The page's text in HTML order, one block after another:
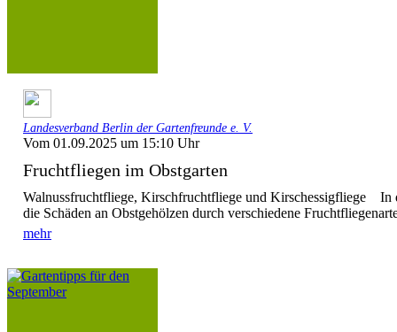
Landesverband Berlin der Gartenfreunde e. V.
Vom 01.09.2025 um 15:10 Uhr
Fruchtfliegen im Obstgarten
Walnussfruchtfliege, Kirschfruchtfliege und Kirschessigfliege In
die Schäden an Obstgehölzen durch verschiedene
mehr